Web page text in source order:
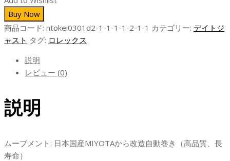
Buy Now
商品コード: ntokei0301d2-1-1-1-1-2-1-1 カテゴリー: デイトジ
ャスト タグ: ロレックス
説明
レビュー (0)
説明
ムーブメント: 日本国産MIYOTAから改造自動巻き（高品質、長
寿命）